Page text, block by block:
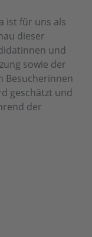
ist für uns als
dieser
und
sowie der
Besucherinnen
geschätzt und
der